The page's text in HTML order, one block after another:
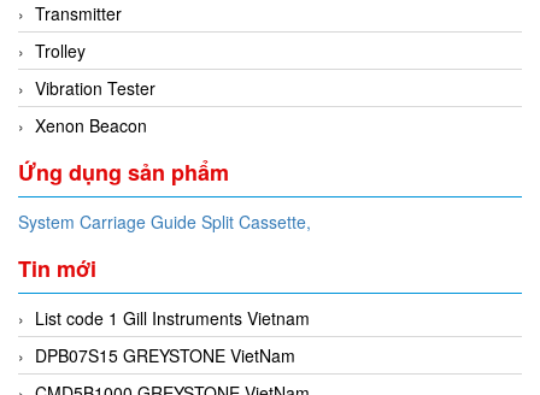
Transmitter
Trolley
Vibration Tester
Xenon Beacon
Ứng dụng sản phẩm
System Carriage Guide Split Cassette,
Tin mới
List code 1 Gill Instruments Vietnam
DPB07S15 GREYSTONE VietNam